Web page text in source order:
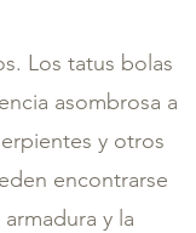
Los tatus bolas
asombrosa a
y otros
encontrarse
y la